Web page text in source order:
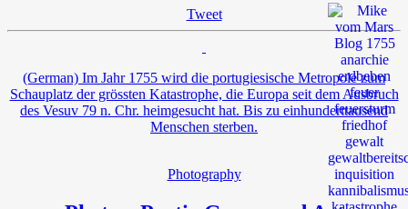
Tweet
(German) Im Jahr 1755 wird die portugiesische Metropole zum
Schauplatz der grössten Katastrophe, die Europa seit dem Ausbruch
des Vesuv 79 n. Chr. heimgesucht hat. Bis zu einhunderttausend
Menschen sterben.
Photography